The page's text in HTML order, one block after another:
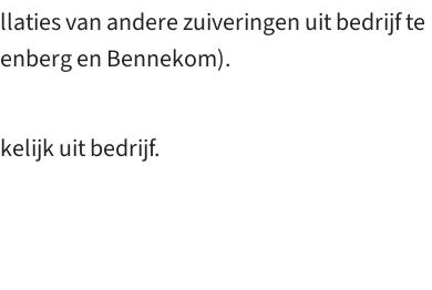
van andere zuiveringen uit bedrijf te
en Bennekom).
uit bedrijf.